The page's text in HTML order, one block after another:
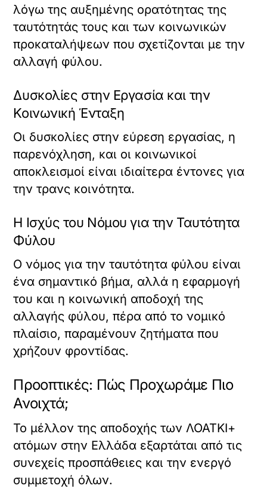
λόγω της αυξημένης ορατότητας της
ταυτότητάς τους και των κοινωνικών
προκαταλήψεων που σχετίζονται με την
αλλαγή φύλου.
Δυσκολίες στην Εργασία και την
Κοινωνική Ένταξη
Οι δυσκολίες στην εύρεση εργασίας, η
παρενόχληση, και οι κοινωνικοί
αποκλεισμοί είναι ιδιαίτερα έντονες για
την τρανς κοινότητα.
Η Ισχύς του Νόμου για την Ταυτότητα
Φύλου
Ο νόμος για την ταυτότητα φύλου είναι
ένα σημαντικό βήμα, αλλά η εφαρμογή
του και η κοινωνική αποδοχή της
αλλαγής φύλου, πέρα από το νομικό
πλαίσιο, παραμένουν ζητήματα που
χρήζουν φροντίδας.
Προοπτικές: Πώς Προχωράμε Πιο
Ανοιχτά;
Το μέλλον της αποδοχής των ΛΟΑΤΚΙ+
ατόμων στην Ελλάδα εξαρτάται από τις
συνεχείς προσπάθειες και την ενεργό
συμμετοχή όλων.